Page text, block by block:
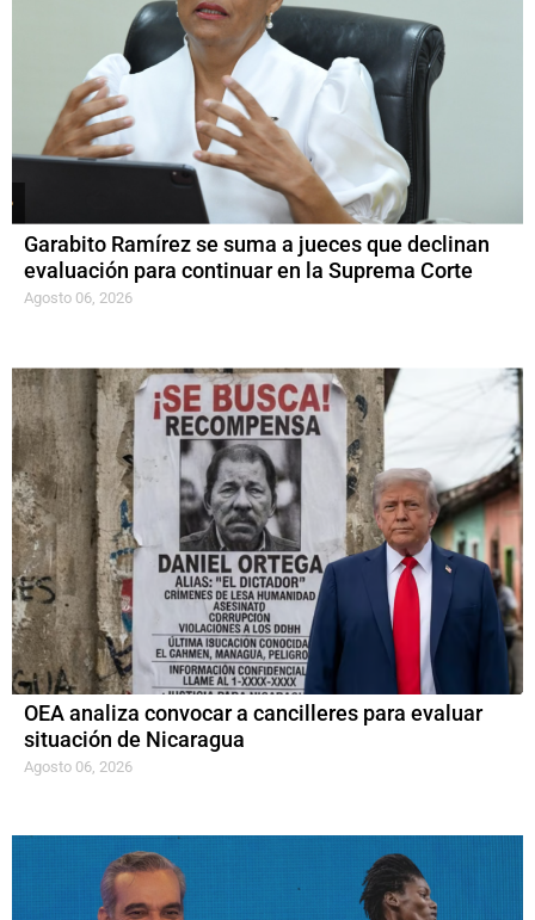
Garabito Ramírez se suma a jueces que declinan
evaluación para continuar en la Suprema Corte
Agosto 06, 2026
OEA analiza convocar a cancilleres para evaluar
situación de Nicaragua
Agosto 06, 2026